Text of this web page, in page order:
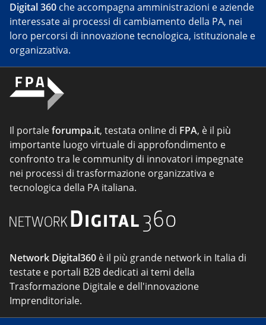
Digital 360 che accompagna amministrazioni e aziende
interessate ai processi di cambiamento della PA, nei
loro percorsi di innovazione tecnologica, istituzionale e
organizzativa.
Il portaleforumpa.it, testata online di FPA, è il più
importante luogo virtuale di approfondimento e
confronto tra le community di innovatori impegnate
nei processi di trasformazione organizzativa e
tecnologica della PA italiana.
Network Digital360 è il più grande network in Italia di
testate e portali B2B dedicati ai temi della
Trasformazione Digitale e dell'innovazione
Imprenditoriale.